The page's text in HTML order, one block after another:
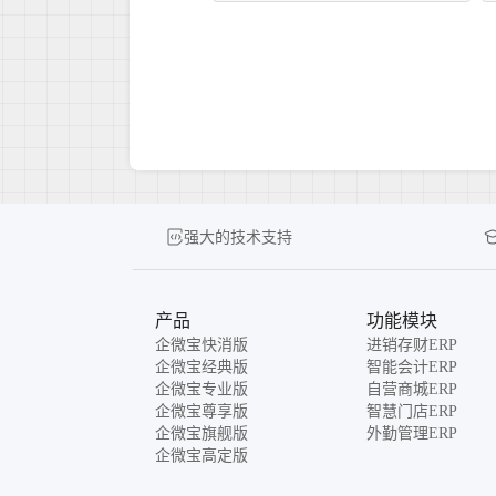
强大的技术支持
产品
企微宝快消版
企微宝经典版
企微宝专业版
企微宝尊享版
企微宝旗舰版
企微宝高定版
功能模块
进销存财ERP
智能会计ERP
自营商城ERP
智慧门店ERP
外勤管理ERP